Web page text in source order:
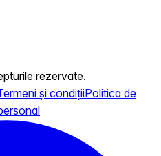
rezervate.
și condițiiPolitica de